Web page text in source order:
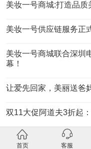
美妆一号商城:打造品质
美妆一号供应链服务正
美妆一号商城联合深圳
幕！
让爱先回家，美丽送爸
双11大促阿道夫3折起
首页 客服